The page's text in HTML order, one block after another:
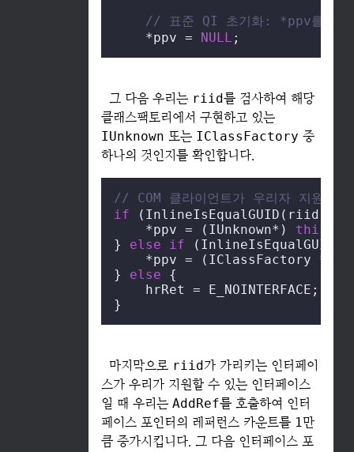
// 표준 QI 초기화: *ppv를
    *ppv =
NULL ;
그 다음 우리는 riid를 검사하여 해당
클래스팩토리에서 구현하고 있는
IUnknown 또는 IClassFactory 중
하나의 것인지를 확인합니다.
// COM 클라이언트가 우리자 지원할
if (InlineIsEqualGUID(riid,
    *ppv = (IUnknown*)
this
} else if
    *ppv = (IClassFactory *)
} else {
    hrRet = E_NOINTERFACE;
}
마지막으로 riid가 가리키는 인터페이
스가 우리가 지원할 수 있는 인터페이스
일 때 우리는 AddRef를 호출하여 인터
페이스 포인터의 레퍼런스 카운트를 1만
큼 증가시킵니다. 그 다음 인터페이스 포